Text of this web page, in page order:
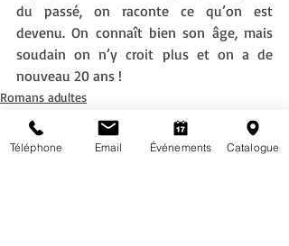
du passé, on raconte ce qu’on est
devenu. On connaît bien son âge, mais
soudain on n’y croit plus et on a de
nouveau 20 ans !
Romans adultes
Coups de coeur
Bibliovsg
Téléphone Email Événements Catalogue